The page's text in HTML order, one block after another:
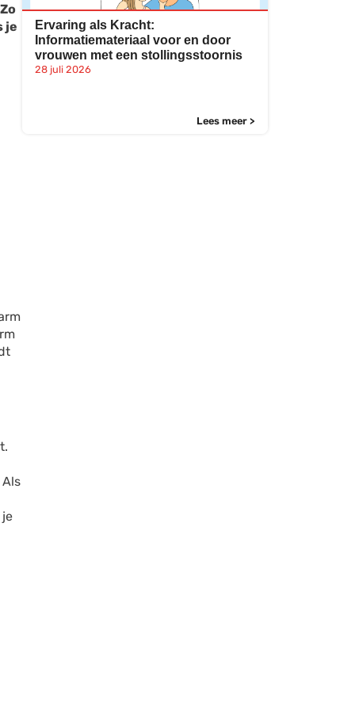
je
Ervaring als Kracht:
Informatiemateriaal voor en door
vrouwen met een stollingsstoornis
28 juli 2026
Lees meer >